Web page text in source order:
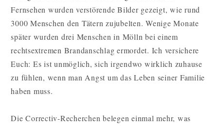
Fernsehen wurden verstörende Bilder gezeigt, wie rund
3000 Menschen den Tätern zujubelten. Wenige Monate
später wurden drei Menschen in Mölln bei einem
rechtsextremen Brandanschlag ermordet. Ich versichere
Euch: Es ist unmöglich, sich irgendwo wirklich zuhause
zu fühlen, wenn man Angst um das Leben seiner Familie
haben muss.
Die Correctiv-Recherchen belegen einmal mehr, was